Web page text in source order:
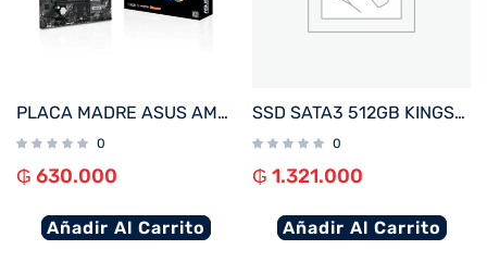
PLACA MADRE ASUS AM4 PRIME A520M-A II V/S/R/HDMI/DP/M.2/DDR4/MATX
0
₲ 630.000
Añadir Al Carrito
SSD SATA3 512GB KINGSTON SKC600/512G 550/520
0
₲ 1.321.000
Añadir Al Carrito